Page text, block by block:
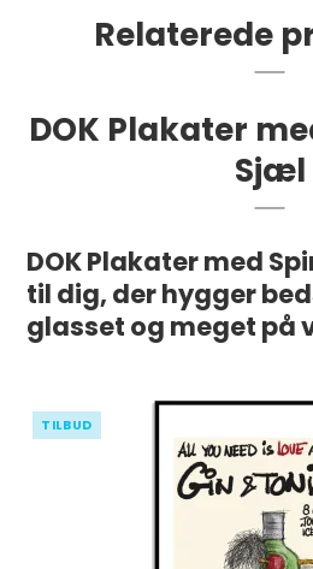
Relaterede
DOK Plakater
Sjæl
DOK Plakater med
til dig, der hygger
glasset og meget på
TILBUD